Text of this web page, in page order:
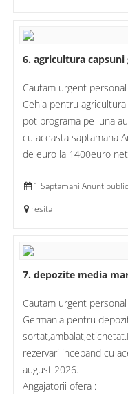
6. agricultura capsuni
Cautam urgent
Cehia pentru
pot programa pe luna
cu aceasta saptamana
de euro la 1400euro
1 Saptamani Anunt
resita
7. depozite media
Cautam urgent
Germania pentru
rezervari incepand cu
august 2026.
Angajatorii ofera :